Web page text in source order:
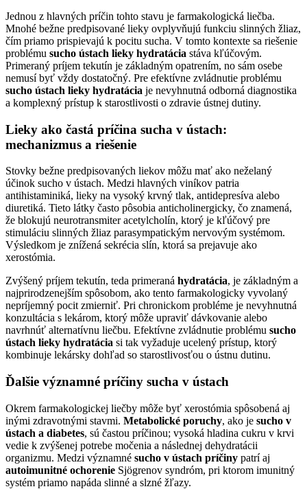
Jednou z hlavných príčin tohto stavu je farmakologická liečba.
Mnohé bežne predpisované lieky ovplyvňujú funkciu slinných žliaz,
čím priamo prispievajú k pocitu sucha. V tomto kontexte sa riešenie
problému sucho ústach lieky hydratácia stáva kľúčovým.
Primeraný príjem tekutín je základným opatrením, no sám osebe
nemusí byť vždy dostatočný. Pre efektívne zvládnutie problému
sucho ústach lieky hydratácia je nevyhnutná odborná diagnostika
a komplexný prístup k starostlivosti o zdravie ústnej dutiny.
Lieky ako častá príčina sucha v ústach:
mechanizmus a riešenie
Stovky bežne predpisovaných liekov môžu mať ako neželaný
účinok sucho v ústach. Medzi hlavných viníkov patria
antihistaminiká, lieky na vysoký krvný tlak, antidepresíva alebo
diuretiká. Tieto látky často pôsobia anticholinergicky, čo znamená,
že blokujú neurotransmiter acetylcholín, ktorý je kľúčový pre
stimuláciu slinných žliaz parasympatickým nervovým systémom.
Výsledkom je znížená sekrécia slín, ktorá sa prejavuje ako
xerostómia.
Zvýšený príjem tekutín, teda primeraná hydratácia, je základným a
najprirodzenejším spôsobom, ako tento farmakologicky vyvolaný
nepríjemný pocit zmierniť. Pri chronickom probléme je nevyhnutná
konzultácia s lekárom, ktorý môže upraviť dávkovanie alebo
navrhnúť alternatívnu liečbu. Efektívne zvládnutie problému sucho
ústach lieky hydratácia si tak vyžaduje ucelený prístup, ktorý
kombinuje lekársky dohľad so starostlivosťou o ústnu dutinu.
Ďalšie významné príčiny sucha v ústach
Okrem farmakologickej liečby môže byť xerostómia spôsobená aj
inými zdravotnými stavmi. Metabolické poruchy, ako je sucho v
ústach a diabetes, sú častou príčinou; vysoká hladina cukru v krvi
vedie k zvýšenej potrebe močenia a následnej dehydratácii
organizmu. Medzi významné sucho v ústach príčiny patrí aj
autoimunitné ochorenie Sjögrenov syndróm, pri ktorom imunitný
systém priamo napáda slinné a slzné žľazy.